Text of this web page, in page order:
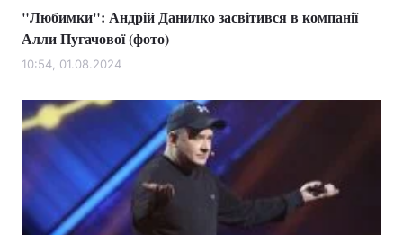
"Любимки": Андрій Данилко засвітився в компанії
Алли Пугачової (фото)
10:54, 01.08.2024